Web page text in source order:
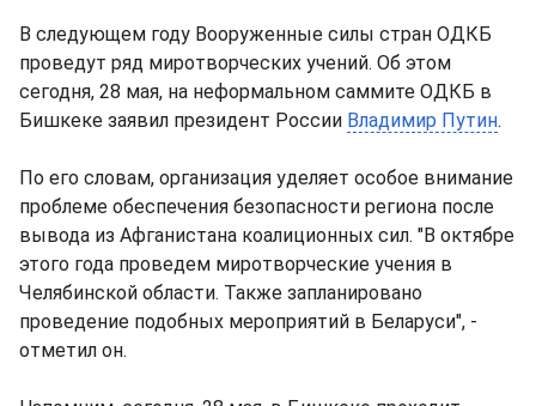
В следующем году Вооруженные силы стран ОДКБ
проведут ряд миротворческих учений. Об этом
сегодня, 28 мая, на неформальном саммите ОДКБ в
Бишкеке заявил президент России Владимир Путин.
По его словам, организация уделяет особое внимание
проблеме обеспечения безопасности региона после
вывода из Афганистана коалиционных сил. "В октябре
этого года проведем миротворческие учения в
Челябинской области. Также запланировано
проведение подобных мероприятий в Беларуси", -
отметил он.